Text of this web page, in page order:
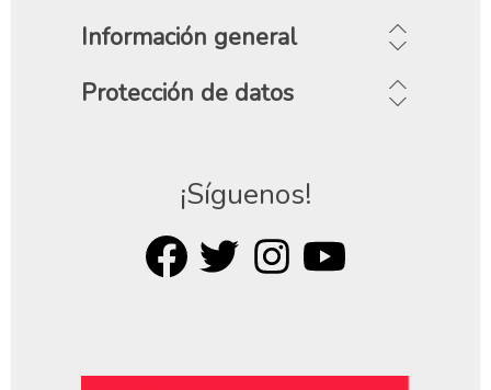
Información general
Protección de datos
¡Síguenos!